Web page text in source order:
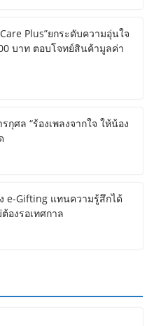
Plus”ยกระดับความอุ่นใจ
บาท ตอบโจทย์สินค้ามูลค่า
ศล “ร้องเพลงจากใจ ให้น้อง
e-Gifting แทนความรู้สึกได้
องรอเทศกาล